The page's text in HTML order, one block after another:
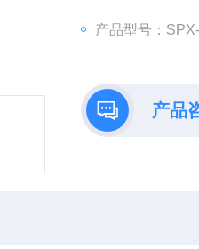
产品型号：
产品